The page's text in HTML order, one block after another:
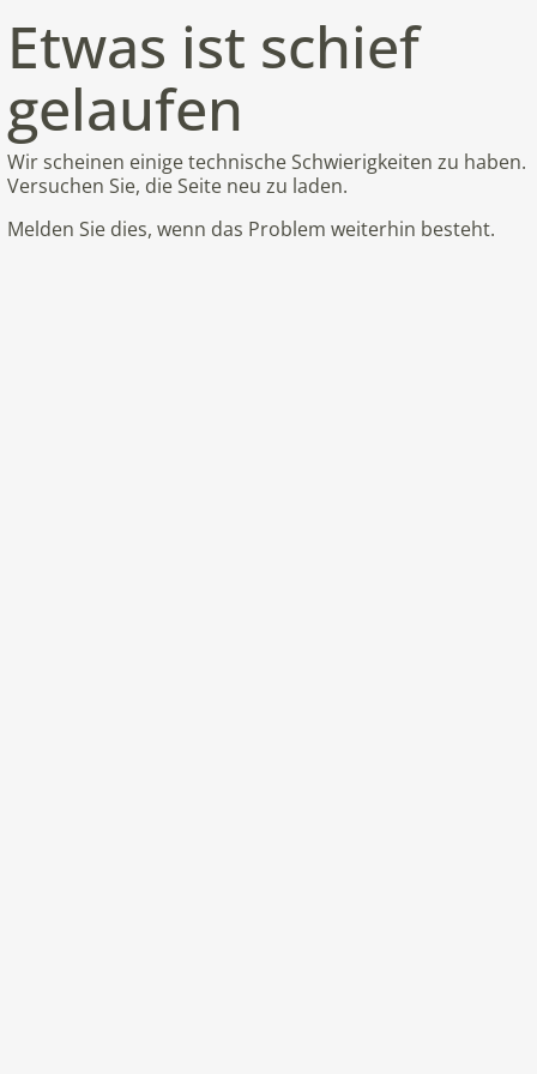
Etwas ist schief
gelaufen
Wir scheinen einige technische Schwierigkeiten zu haben.
Versuchen Sie, die Seite neu zu laden.
Melden Sie dies, wenn das Problem weiterhin besteht.